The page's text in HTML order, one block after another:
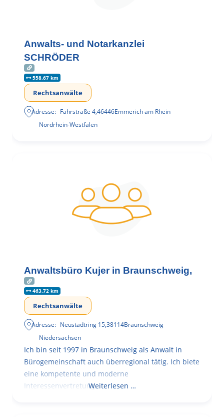
Anwalts- und Notarkanzlei
SCHRÖDER
558.67 km
Rechtsanwälte
Adresse: Fährstraße 4,46446Emmerich am Rhein
Nordrhein-Westfalen
Anwaltsbüro Kujer in Braunschweig,
463.72 km
Rechtsanwälte
Adresse: Neustadtring 15,38114Braunschweig
Niedersachsen
Ich bin seit 1997 in Braunschweig als Anwalt in
Bürogemeinschaft auch überregional tätig. Ich biete
eine kompetente und moderne
Interessenvertretung,Weiterlesen …